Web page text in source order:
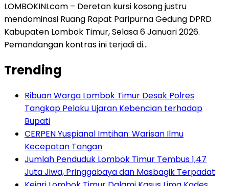
LOMBOKINI.com – Deretan kursi kosong justru
mendominasi Ruang Rapat Paripurna Gedung DPRD
Kabupaten Lombok Timur, Selasa 6 Januari 2026.
Pemandangan kontras ini terjadi di…
Trending
Ribuan Warga Lombok Timur Desak Polres
Tangkap Pelaku Ujaran Kebencian terhadap
Bupati
CERPEN Yuspianal Imtihan: Warisan Ilmu
Kecepatan Tangan
Jumlah Penduduk Lombok Timur Tembus 1,47
Juta Jiwa, Pringgabaya dan Masbagik Terpadat